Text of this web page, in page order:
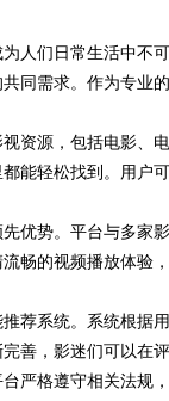
人们日常生活中
同需求。作为专业
资源，包括电影、
能轻松找到。用户
优势。平台与多家
畅的视频播放体验
荐系统。系统根据
善，影迷们可以在
严格遵守相关法规